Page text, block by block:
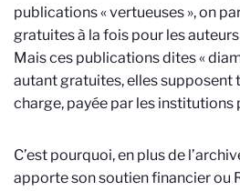
publications « vertueuses », on
gratuites à la fois pour les
Mais ces publications dites «
autant gratuites, elles supposent
charge, payée par les institutions
C’est pourquoi, en plus de
apporte son soutien financier ou